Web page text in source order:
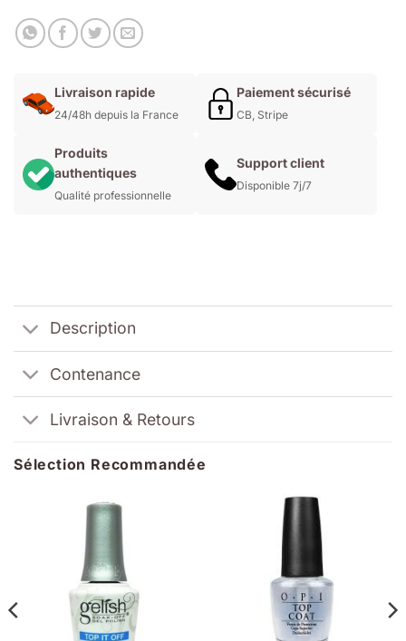
Livraison rapide
24/48h depuis la France
Paiement sécurisé
CB, Stripe
Produits
authentiques
Qualité professionnelle
Support client
Disponible 7j/7
Description
Contenance
Livraison & Retours
Sélection Recommandée